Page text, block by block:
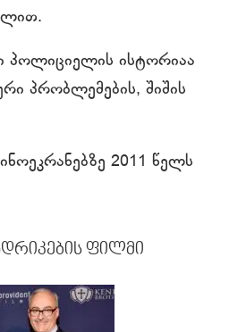
პოლიციელის ისტორიაა
პრობლემების, შიშის
2011 წელს
ფილმი